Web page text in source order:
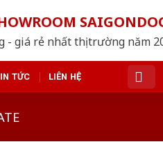
- giá rẻ nhất thị trường năm
TỨC LIÊN HỆ